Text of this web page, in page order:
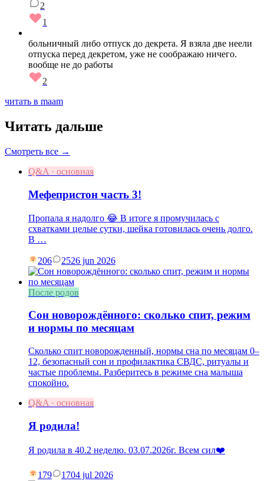
2
1
больничный либо отпуск до декрета. Я взяла две неели
отпуска перед декретом, уже не соображаю ничего.
вообще не до работы
2
читать в maam
Читать дальше
Смотреть все →
Q&A · основная
Мефепристон часть 3!
Пропала я надолго 😂 В итоге я промучилась с
схватками целые сутки, шейка готовилась очень долго.
В …
206 2526 jun 2026
После родов
Сон новорождённого: сколько спит, режим
и нормы по месяцам
Сколько спит новорожденный, нормы сна по месяцам 0–
12, безопасный сон и профилактика СВДС, ритуалы и
частые проблемы. Разберитесь в режиме сна малыша
спокойно.
Q&A · основная
Я родила!
Я родила в 40.2 неделю. 03.07.2026г. Всем сил❤️
179 1704 jul 2026